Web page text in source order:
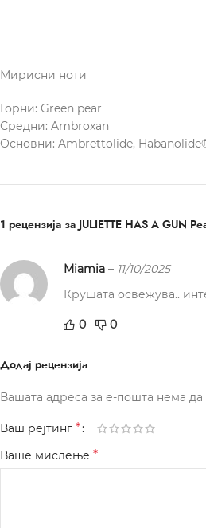
Мирисни ноти
Горни: Green pear
Средни: Ambroxan
Основни: Ambrettolide,
1 рецензија за JULIETTE HAS A GUN
Miamia – 11/10/2025
Крушата освежува..
0 0
Додај рецензија
Вашата адреса за е-пошта нема да
Ваш рејтинг *
Ваше мислење *